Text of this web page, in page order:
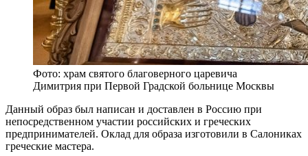
Фото: храм святого благоверного царевича
Димитрия при Первой Градской больнице Москвы
Данный образ был написан и доставлен в Россию при
непосредственном участии российских и греческих
предпринимателей. Оклад для образа изготовили в Салониках
греческие мастера.